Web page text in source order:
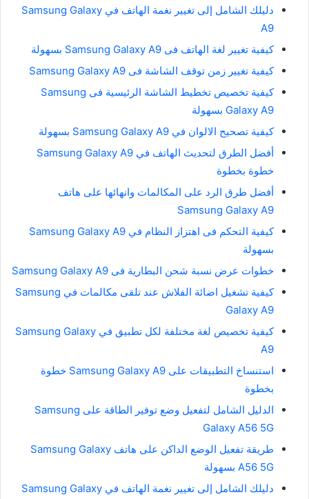
دليلك الشامل إلى تغيير نغمة الهاتف في Samsung Galaxy
A9
كيفية تغيير لغة الهاتف فى Samsung Galaxy A9 بسهولة
كيفية تغيير زمن توقف الشاشة فى Samsung Galaxy A9
كيفية تخصيص تخطيط الشاشة الرئيسية فى Samsung
Galaxy A9 بسهولة
كيفية تصحيح الالوان في Samsung Galaxy A9 بسهولة
أفضل الطرق لتحديث الهاتف في Samsung Galaxy A9
خطوة بخطوة
أفضل طرق الرد على المكالمات وانهائها على هاتف
Samsung Galaxy A9
كيفية التحكم فى اهتزاز النظام في Samsung Galaxy A9
بسهولة
خطوات عرض نسبة شحن البطارية فى Samsung Galaxy A9
كيفية تشغيل اضائة الفلاش عند تلقى مكالمات في Samsung
Galaxy A9
كيفية تخصيص لغة مختلفة لكل تطبيق في Samsung Galaxy
A9
استنساخ التطبيقات على Samsung Galaxy A9 خطوة
بخطوة
الدليل الشامل لتفعيل وضع توفير الطاقة على Samsung
Galaxy A56 5G
طريقة تفعيل الوضع الداكن على هاتف Samsung Galaxy
A56 5G بسهولة
دليلك الشامل إلى تغيير نغمة الهاتف في Samsung Galaxy